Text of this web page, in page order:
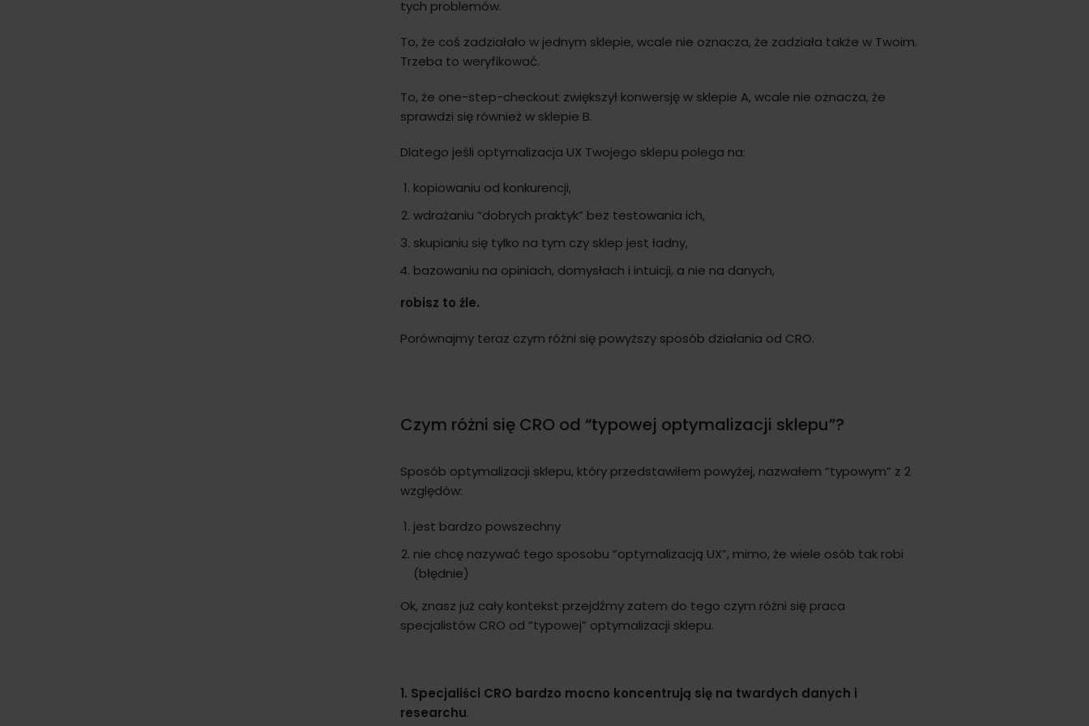
tych problemów.
To, że coś zadziałało w jednym sklepie, wcale nie oznacza, że zadziała także w Twoim.
Trzeba to weryfikować.
To, że one-step-checkout zwiększył konwersję w sklepie A, wcale nie oznacza, że
sprawdzi się również w sklepie B.
Dlatego jeśli optymalizacja UX Twojego sklepu polega na:
kopiowaniu od konkurencji,
wdrażaniu “dobrych praktyk” bez testowania ich,
skupianiu się tylko na tym czy sklep jest ładny,
bazowaniu na opiniach, domysłach i intuicji, a nie na danych,
robisz to źle.
Porównajmy teraz czym różni się powyższy sposób działania od CRO.
Czym różni się CRO od “typowej optymalizacji sklepu”?
Sposób optymalizacji sklepu, który przedstawiłem powyżej, nazwałem “typowym” z 2
względów:
jest bardzo powszechny
nie chcę nazywać tego sposobu “optymalizacją UX”, mimo, że wiele osób tak robi
(błędnie)
Ok, znasz już cały kontekst przejdźmy zatem do tego czym różni się praca
specjalistów CRO od “typowej” optymalizacji sklepu.
1. Specjaliści CRO bardzo mocno koncentrują się na twardych danych i
researchu.